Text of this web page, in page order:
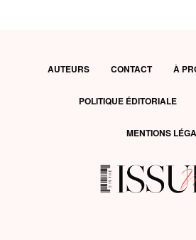
AUTEURS CONTACT À
POLITIQUE ÉDITORIALE
MENTIONS